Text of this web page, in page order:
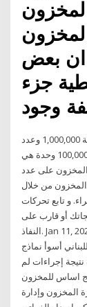
ان بعض
جزء
وجود
بعد عملتين الشراء فإن المخزون سوف يكون قيمتة 1,000,000 وعدد
وحدات المخزون 100,000، وعليه تكون تكلفة 100,000 وحدة هي
المخزون على عدد
من خلال
و تابع تحركات
أو قارب على
النفاذ. Jan 11, 2021 · إليكم مقدمات نشرات الاخبار. مقدمة نشرة اخبار
أسوأ نماذج
إجراءات لم
اساس للمخزون
المخزون وإدارة